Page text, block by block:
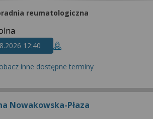
reumatologiczna
12:40
inne dostępne terminy
Nowakowska-Płaza
zgodę na przetwarzanie Twoich
lub chcesz przeprowadzić
to możesz tego dokonać
zaawansowanych”.
w naszym serwisie
Serwisu.